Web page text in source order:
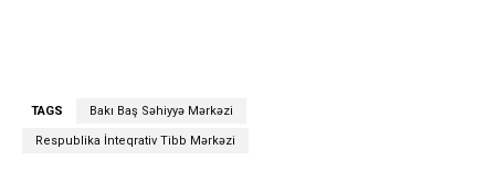
TAGS Bakı Baş Səhiyyə Mərkəzi
Respublika İnteqrativ Tibb Mərkəzi